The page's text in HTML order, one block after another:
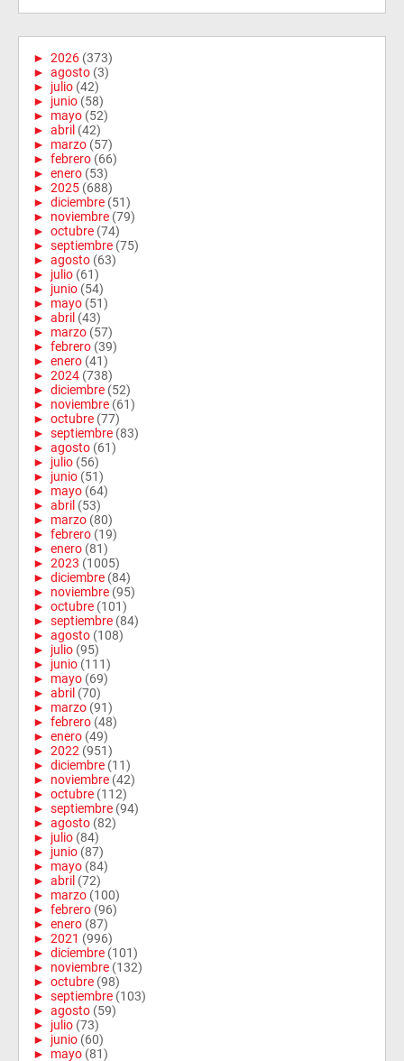
► 2026 (373)
► agosto (3)
► julio (42)
► junio (58)
► mayo (52)
► abril (42)
► marzo (57)
► febrero (66)
► enero (53)
► 2025 (688)
► diciembre (51)
► noviembre (79)
► octubre (74)
► septiembre (75)
► agosto (63)
► julio (61)
► junio (54)
► mayo (51)
► abril (43)
► marzo (57)
► febrero (39)
► enero (41)
► 2024 (738)
► diciembre (52)
► noviembre (61)
► octubre (77)
► septiembre (83)
► agosto (61)
► julio (56)
► junio (51)
► mayo (64)
► abril (53)
► marzo (80)
► febrero (19)
► enero (81)
► 2023 (1005)
► diciembre (84)
► noviembre (95)
► octubre (101)
► septiembre (84)
► agosto (108)
► julio (95)
► junio (111)
► mayo (69)
► abril (70)
► marzo (91)
► febrero (48)
► enero (49)
► 2022 (951)
► diciembre (11)
► noviembre (42)
► octubre (112)
► septiembre (94)
► agosto (82)
► julio (84)
► junio (87)
► mayo (84)
► abril (72)
► marzo (100)
► febrero (96)
► enero (87)
► 2021 (996)
► diciembre (101)
► noviembre (132)
► octubre (98)
► septiembre (103)
► agosto (59)
► julio (73)
► junio (60)
► mayo (81)